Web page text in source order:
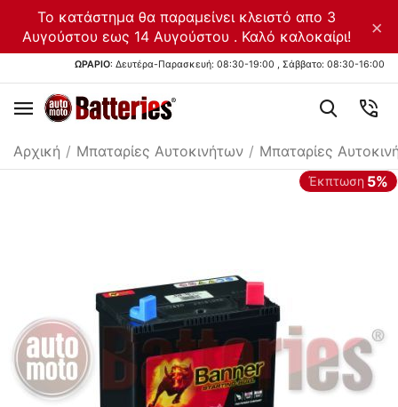
Το κατάστημα θα παραμείνει κλειστό απο 3
Αυγούστου εως 14 Αυγούστου . Καλό καλοκαίρι!
×
ΩΡΑΡΙΟ: Δευτέρα-Παρασκευή: 08:30-19:00 , Σάββατο: 08:30-16:00
Αρχική / Μπαταρίες Αυτοκινήτων / Μπαταρίες
Έκπτωση 5%